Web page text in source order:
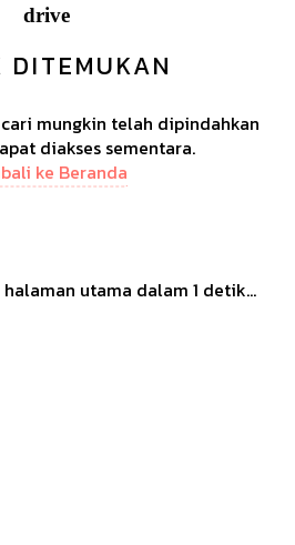
drive
DITEMUKAN
mungkin telah dipindahkan
diakses sementara.
ke Beranda
utama dalam 1 detik...